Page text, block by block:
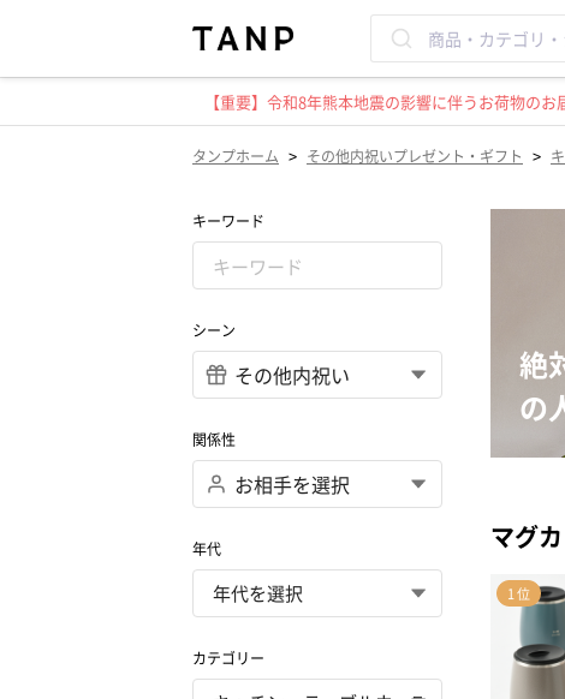
【重要】令和8年熊本地震の影響に伴うお荷物の
タンプホーム > その他内祝いプレゼント・ギフト >
キーワード
シーン
関係性
年代
カテゴリー
絶
の
マグ